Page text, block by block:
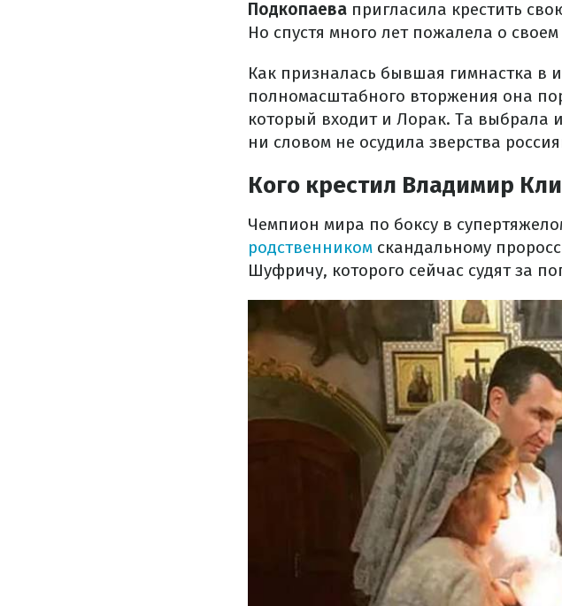
Подкопаева пригласила крестить
Но спустя много лет пожалела о
Как призналась бывшая гимнастка в
полномасштабного вторжения она
который входит и Лорак. Та выбрала
ни словом не осудила зверства
Кого крестил Владимир
Чемпион мира по боксу в
родственником скандальному
Шуфричу, которого сейчас судят за